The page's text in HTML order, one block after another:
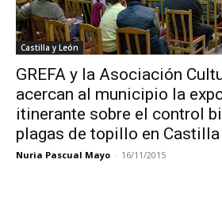
Castilla y León
GREFA y la Asociación
acercan al municipio la
itinerante sobre el control
plagas de topillo en Castilla
Nuria Pascual Mayo - 16/11/2015